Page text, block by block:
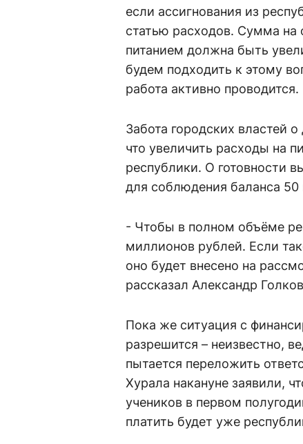
если ассигнования из
статью расходов. Сумма на
питанием должна быть
будем подходить к этому
работа активно проводится.
Забота городских властей
что увеличить расходы на
республики. О готовности
для соблюдения баланса 50
- Чтобы в полном объёме
миллионов рублей. Если
оно будет внесено на
рассказал Александр
Пока же ситуация с
разрешится – неизвестно,
пытается переложить
Хурала накануне заявили,
учеников в первом
платить будет уже